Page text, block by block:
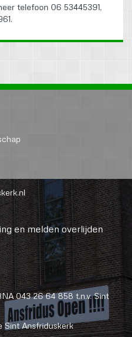
telefoon 06 53445391,
en melden overlijden
043 26 64 858 t.n.v. Sint
Sint Ansfriduskerk